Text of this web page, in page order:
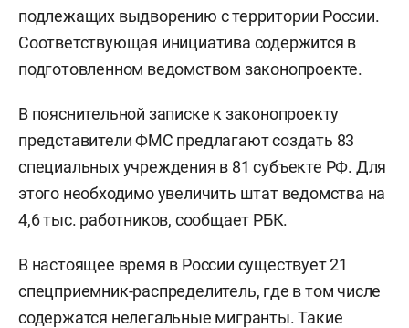
подлежащих выдворению с территории России.
Соответствующая инициатива содержится в
подготовленном ведомством законопроекте.
В пояснительной записке к законопроекту
представители ФМС предлагают создать 83
специальных учреждения в 81 субъекте РФ. Для
этого необходимо увеличить штат ведомства на
4,6 тыс. работников, сообщает РБК.
В настоящее время в России существует 21
спецприемник-распределитель, где в том числе
содержатся нелегальные мигранты. Такие